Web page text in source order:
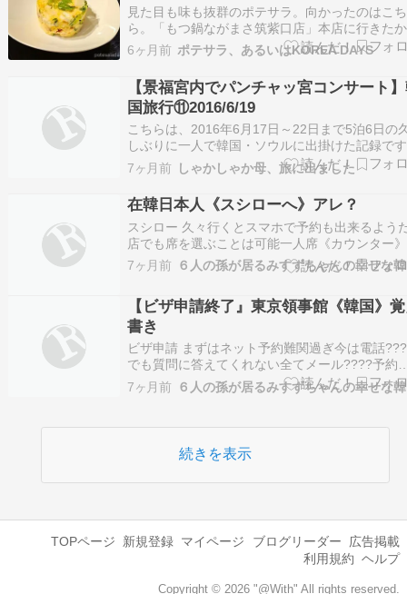
見た目も味も抜群のポテサラ。向かったのはこち
ら。「もつ鍋ながまさ筑紫口店」本店に行きた
たのだけど予約が取れず、支店のほうへ。結果
ては大当たりだった。ここから福岡在住の大邱
ッキーさんと合流。韓国人のグループが他の店
違えて入っていったんだけど、店員の女性が流
うな韓…
6ヶ月前 ポテサラ、あるいはKOREA DAYS
【景福宮内でパンチャッ宮コンサート
国旅行⑪2016/6/19
こちらは、2016年6月17日～22日まで5泊6日の
しぶりに一人で韓国・ソウルに出掛けた記録で
今となっては、とても懐かしい旅記録ですが、
かの参考になれば嬉しいです❤… … … … … 広
景福宮を散策中…香遠亭の見学を終え、慈慶殿
って来ました。王妃の居所である交泰…
7ヶ月前 しゃかしゃか母、旅に出ました
在韓日本人《スシローへ》アレ？
スシロー 久々行くとスマホで予約も出来るよう
店でも席を選ぶことは可能一人席《カウンター
ックス席『一人なのでチト遠慮してどちらでも
選択してカウンター席が出た英語 中国語 韓国語
ター席にも用意されてる【席に来る前に湯呑み
7ヶ月前
【ビザ申請終了』東京領事館《韓国》
書き
ビザ申請 まずはネット予約難関過ぎ今は電話
でも質問に答えてくれない全てメール????予約
東京領事館《韓国》だと二週間に一度だけ１０
タートで……３０分で二週間分満席????ラチが
行も有るらしくてネット予約争奪…
7ヶ月前
続きを表示
TOPページ 新規登録 マイページ ブログリーダー
広告掲載
利用規約 ヘルプ
Copyright © 2026 "@With" All rights reserved.